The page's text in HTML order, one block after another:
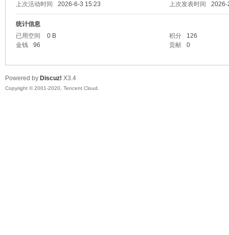
大
上次活动时间
2026-6-3 15:23 上次发表时间 2026-
统计信息
已用空间
0 B 积分
126
金钱
96 贡献 0
Powered by Discuz! X3.4
Copyright © 2001-2020, Tencent Cloud.